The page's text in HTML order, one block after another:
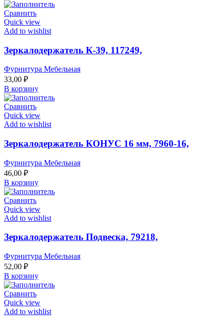
Сравнить
Quick view
Add to wishlist
Зеркалодержатель К-39, 117249,
Фурнитура Мебельная
33,00 ₽
В корзину
Сравнить
Quick view
Add to wishlist
Зеркалодержатель КОНУС 16 мм, 7960-16,
Фурнитура Мебельная
46,00 ₽
В корзину
Сравнить
Quick view
Add to wishlist
Зеркалодержатель Подвеска, 79218,
Фурнитура Мебельная
52,00 ₽
В корзину
Сравнить
Quick view
Add to wishlist